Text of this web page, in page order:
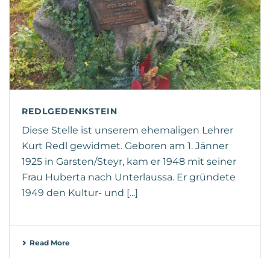
REDLGEDENKSTEIN
Diese Stelle ist unserem ehemaligen Lehrer
Kurt Redl gewidmet. Geboren am 1. Jänner
1925 in Garsten/Steyr, kam er 1948 mit seiner
Frau Huberta nach Unterlaussa. Er gründete
1949 den Kultur- und [...]
Read More